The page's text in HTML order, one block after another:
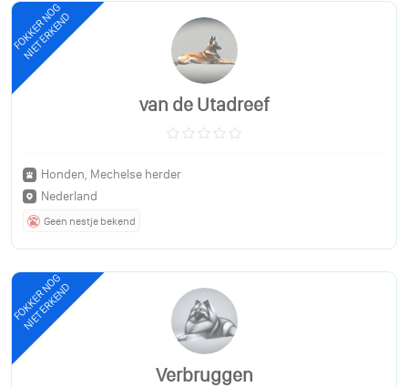
FOKKER NOG
NIET ERKEND
van de Utadreef
Honden, Mechelse herder
Nederland
Geen nestje bekend
FOKKER NOG
NIET ERKEND
Verbruggen